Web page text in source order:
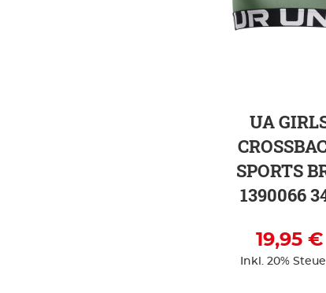
UA
SPORTS
1390066
19,95 €
Inkl. 20%